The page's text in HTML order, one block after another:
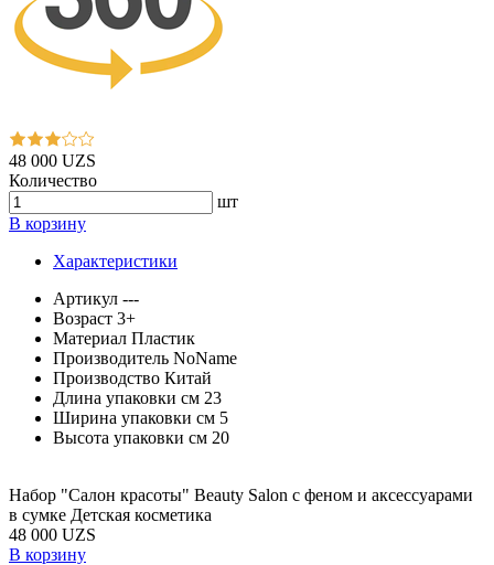
48 000 UZS
Количество
шт
В корзину
Характеристики
Артикул ---
Возраст 3+
Материал Пластик
Производитель NoName
Производство Китай
Длина упаковки см 23
Ширина упаковки см 5
Высота упаковки см 20
Набор "Салон красоты" Beauty Salon с феном и аксессуарами
в сумке Детская косметика
48 000 UZS
В корзину